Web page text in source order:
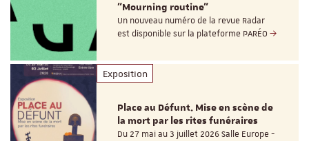
"Mourning routine"
Un nouveau numéro de la revue Radar
est disponible sur la plateforme PARÉO
Exposition
Place au Défunt. Mise en scène de
la mort par les rites funéraires
Du 27 mai au 3 juillet 2026 Salle Europe -